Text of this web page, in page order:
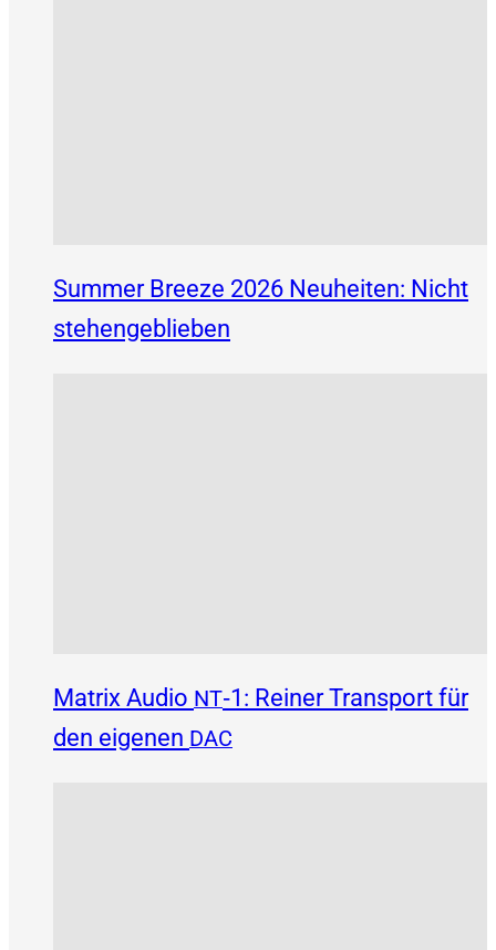
Summer Breeze 2026 Neuheiten: Nicht
stehengeblieben
Matrix Audio NT‑1: Reiner Transport für
den eigenen DAC